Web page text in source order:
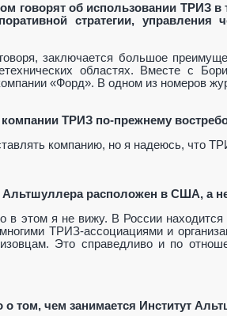
говорят об использовании ТРИЗ
стратегии,
заключается большое
областях. Вместе с
«Форд». В одном из номеров
ТРИЗ по-прежнему
компанию, но я надеюсь, что
Альтшуллера расположен в США, а
в этом я не вижу. В России
ТРИЗ-ассоциациями и
Это справедливо и по
о том, чем занимается Институт